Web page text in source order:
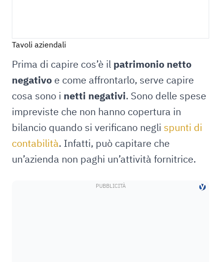
Tavoli aziendali
Prima di capire cos’è il patrimonio netto
negativo e come affrontarlo, serve capire
cosa sono i netti negativi. Sono delle spese
impreviste che non hanno copertura in
bilancio quando si verificano negli spunti di
contabilità. Infatti, può capitare che
un’azienda non paghi un’attività fornitrice.